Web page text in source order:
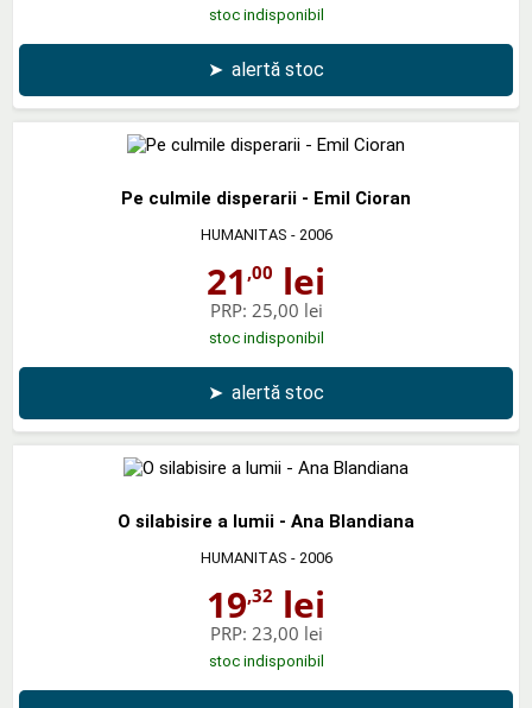
stoc indisponibil
➤ alertă stoc
Pe culmile disperarii - Emil Cioran
HUMANITAS - 2006
21 ,00 lei
PRP: 25,00 lei
stoc indisponibil
➤ alertă stoc
O silabisire a lumii - Ana Blandiana
HUMANITAS - 2006
19,32 lei
PRP: 23,00 lei
stoc indisponibil